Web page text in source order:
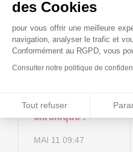
des Cookies
pour vous offrir une meilleure
navigation, analyser le trafic et
Conformément au RGPD, vous
Consulter notre politique de
Tout refuser
Axeptio consent
Plateforme de Gestion du
Notre plateforme vous
4P : Les
nouvelles
technologies
numériques au
service de la
chronique !
MAI 11 09:47